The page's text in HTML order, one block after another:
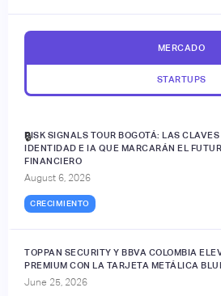
MERCADO
STARTUPS
RISK SIGNALS TOUR BOGOTÁ: LAS CLAVES
IDENTIDAD E IA QUE MARCARÁN EL
FINANCIERO
August 6, 2026
CRECIMIENTO
🔒
TOPPAN SECURITY Y BBVA COLOMBIA
PREMIUM CON LA TARJETA METÁLICA
June 25, 2026